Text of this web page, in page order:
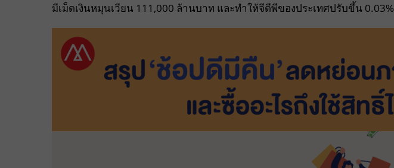
มีเม็ดเงินหมุนเวียน 111,000 ล้านบาท และทำให้จีดีพีของประเทศปรับขึ้น 0.03%